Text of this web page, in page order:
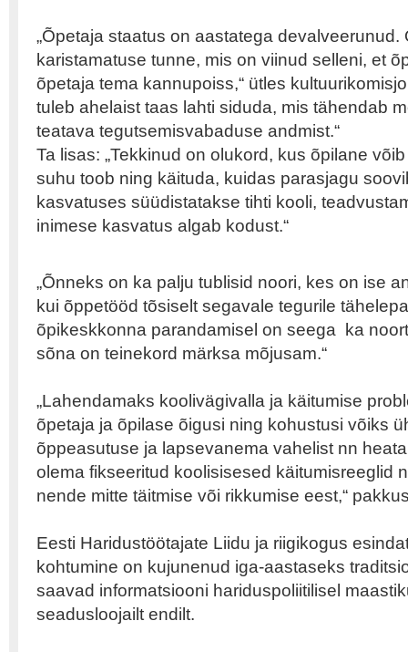
„Õpetaja staatus on aastatega devalveerunud.
karistamatuse tunne, mis on viinud selleni, et
õpetaja tema kannupoiss,“ ütles
tuleb ahelaist taas lahti siduda, mis tähendab
teatava tegutsemisvabaduse andmist.“
Ta lisas: „Tekkinud on olukord, kus õpilane
suhu toob ning käituda, kuidas parasjagu
kasvatuses süüdistatakse tihti kooli,
inimese kasvatus algab kodust.“
„Õnneks on ka palju tublisid noori, kes on ise
kui õppetööd tõsiselt segavale tegurile
õpikeskkonna parandamisel on seega
ka
sõna on teinekord märksa mõjusam.“
„Lahendamaks koolivägivalla ja käitumise
õpetaja ja õpilase õigusi ning kohustusi võiks
õppeasutuse ja lapsevanema vahelist nn
olema fikseeritud koolisisesed käitumisreeglid
nende mitte täitmise või rikkumise eest,“
Eesti Haridustöötajate Liidu ja riigikogus
kohtumine on kujunenud iga-aastaseks
saavad informatsiooni hariduspoliitilisel
seadusloojailt endilt.